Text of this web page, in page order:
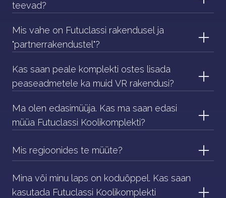
teevad?
Mis vahe on Futuclassi rakendusel ja
"partnerrakendustel"?
Kas saan peale komplekti ostes lisada
peaseadmetele ka muid VR rakendusi?
Ma olen edasimüüja. Kas ma saan edasi
müüa Futuclassi Koolikomplekti?
Mis regioonides te müüte?
Mina või minu laps on koduõppel. Kas saan
kasutada Futuclassi Koolikomplekti